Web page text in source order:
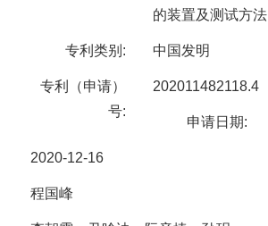
的装置及测试方法
专利类别: 中国发明
专利（申请）
号:
202011482118.4
申请日期:
2020-12-16
程国峰